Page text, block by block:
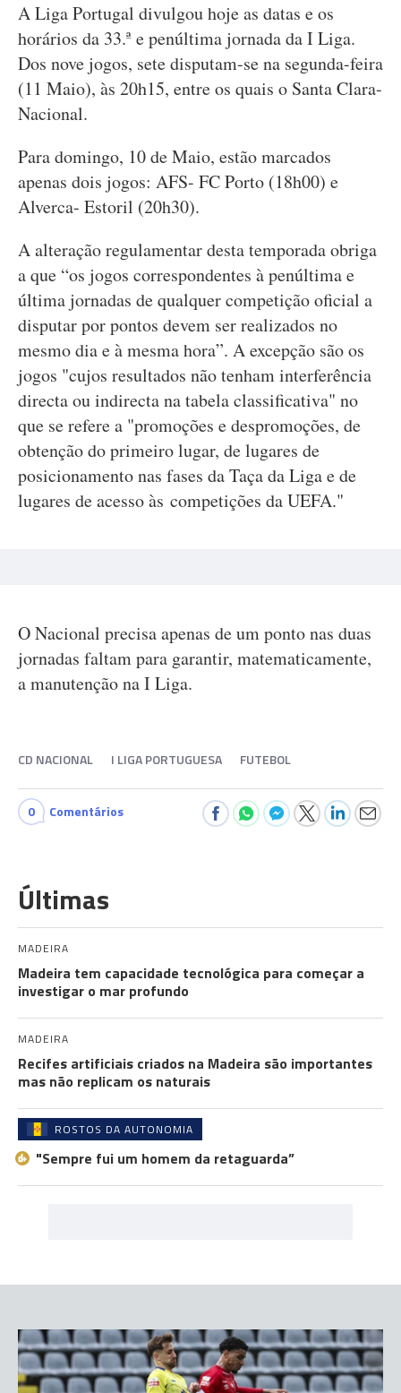
A Liga Portugal divulgou hoje as datas e os
horários da 33.ª e penúltima jornada da I Liga.
Dos nove jogos, sete disputam-se na segunda-feira
(11 Maio), às 20h15, entre os quais o Santa Clara-
Nacional.
Para domingo, 10 de Maio, estão marcados
apenas dois jogos: AFS- FC Porto (18h00) e
Alverca- Estoril (20h30).
A alteração regulamentar desta temporada obriga
a que “os jogos correspondentes à penúltima e
última jornadas de qualquer competição oficial a
disputar por pontos devem ser realizados no
mesmo dia e à mesma hora”. A excepção são os
jogos "cujos resultados não tenham interferência
directa ou indirecta na tabela classificativa" no
que se refere a "promoções e despromoções, de
obtenção do primeiro lugar, de lugares de
posicionamento nas fases da Taça da Liga e de
lugares de acesso às competições da UEFA."
O Nacional precisa apenas de um ponto nas duas
jornadas faltam para garantir, matematicamente,
a manutenção na I Liga.
CD NACIONAL I LIGA PORTUGUESA FUTEBOL
0 Comentários
Últimas
MADEIRA
Madeira tem capacidade tecnológica para começar a
investigar o mar profundo
MADEIRA
Recifes artificiais criados na Madeira são importantes
mas não replicam os naturais
ROSTOS DA AUTONOMIA
"Sempre fui um homem da retaguarda”